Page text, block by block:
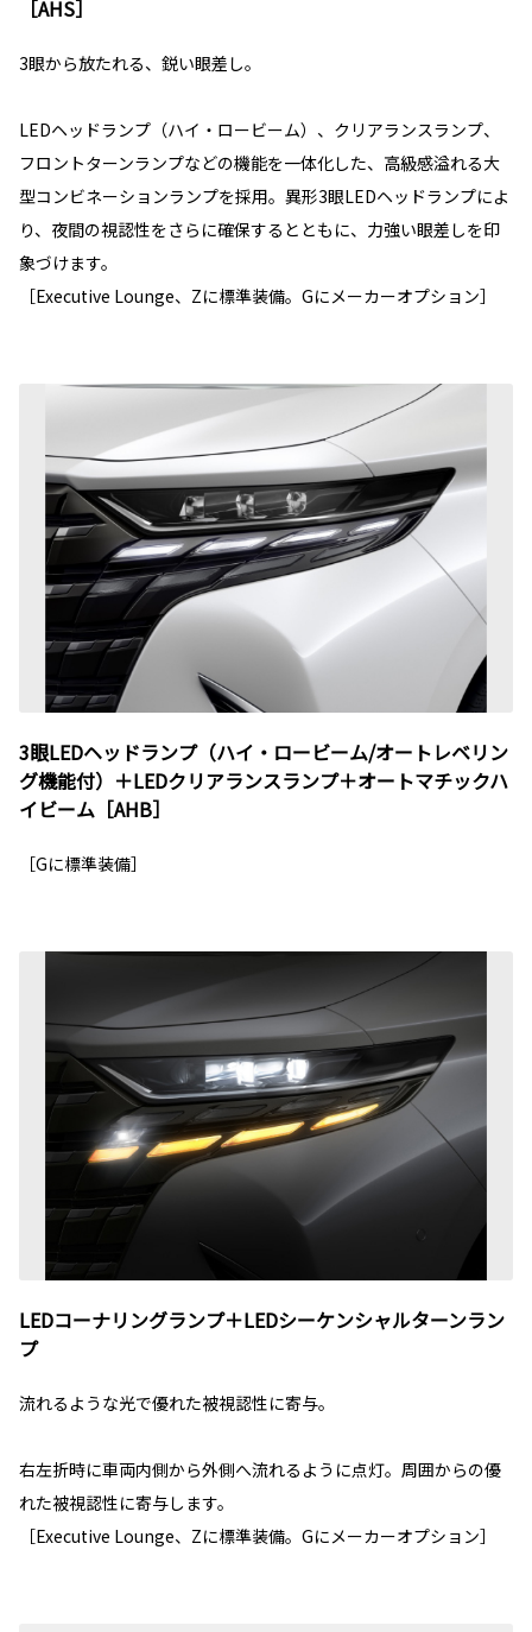
［AHS］
3眼から放たれる、鋭い眼差し。
LEDヘッドランプ（ハイ・ロービーム）、クリアランスランプ、
フロントターンランプなどの機能を一体化した、高級感溢れる大
型コンビネーションランプを採用。異形3眼LEDヘッドランプによ
り、夜間の視認性をさらに確保するとともに、力強い眼差しを印
象づけます。
［Executive Lounge、Zに標準装備。Gにメーカーオプション］
3眼LEDヘッドランプ（ハイ・ロービーム/オートレベリン
グ機能付）＋LEDクリアランスランプ＋オートマチックハ
イビーム［AHB］
［Gに標準装備］
LEDコーナリングランプ＋LEDシーケンシャルターンラン
プ
流れるような光で優れた被視認性に寄与。
右左折時に車両内側から外側へ流れるように点灯。周囲からの優
れた被視認性に寄与します。
［Executive Lounge、Zに標準装備。Gにメーカーオプション］